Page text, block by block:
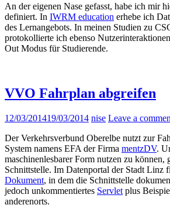
An der eigenen Nase gefasst, habe ich mir
definiert. In IWRM education erhebe ich
des Lernangebots. In meinen Studien zu
protokollierte ich ebenso
Out Modus für Studierende.
VVO Fahrplan abgreifen
12/03/201419/03/2014 nise Leave a
Der Verkehrsverbund Oberelbe nutzt zur
System namens EFA der Firma mentzDV.
maschinenlesbarer Form nutzen zu
Schnittstelle. Im Datenportal der Stadt Linz
Dokument, in dem die Schnittstelle
jedoch unkommentiertes Servlet plus
anderenorts.